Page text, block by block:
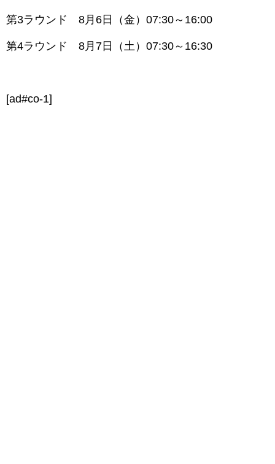
第3ラウンド 8月6日（金）07:30～16:00
第4ラウンド 8月7日（土）07:30～16:30
[ad#co-1]